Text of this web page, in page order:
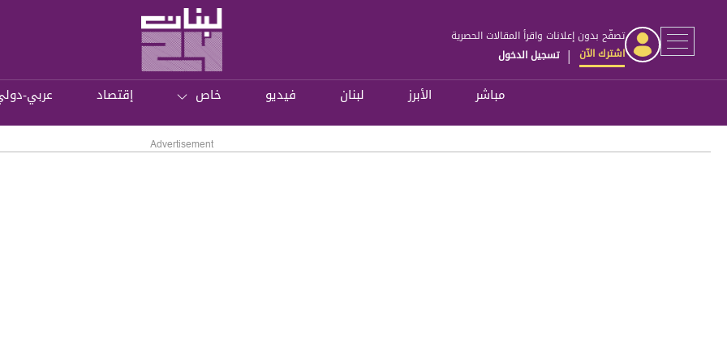
تصفّح بدون إعلانات واقرأ المقالات الحصرية
اشترك الآن | تسجيل الدخول
مباشر الأبرز لبنان فيديو خاص إقتصاد عربي-
Advertisement